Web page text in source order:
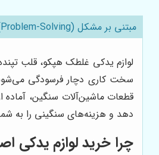
مبتنی بر مشکل (Problem-Solving) ⭐️مشکل خرابی غلطک هپکو؟ راهنمای تعویض لوازم یدکی + عیب یابی🛠️
لوازم یدکی غلطک هپکو، قلب
سخت کاری دچار فرسودگی
قطعات ماشین‌آلات سنگین،
دهد و هزینه‌های سنگینی را به
چرا خرید لوازم یدکی